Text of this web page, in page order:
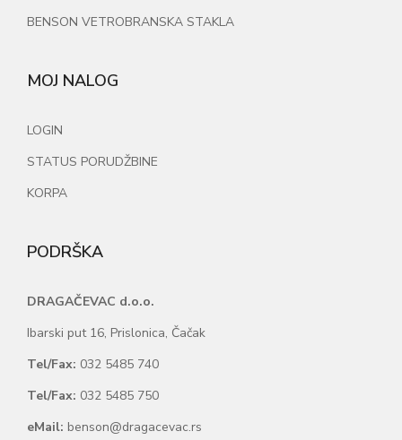
BENSON VETROBRANSKA STAKLA
MOJ NALOG
LOGIN
STATUS PORUDŽBINE
KORPA
PODRŠKA
DRAGAČEVAC d.o.o.
Ibarski put 16, Prislonica, Čačak
Tel/Fax: 032 5485 740
Tel/Fax: 032 5485 750
eMail: benson@dragacevac.rs